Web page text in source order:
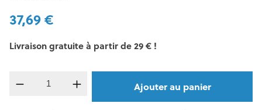
37,69 €
Livraison gratuite à partir de 29 € !
Quantité de produit : Entrez la quantité
Ajouter au panier